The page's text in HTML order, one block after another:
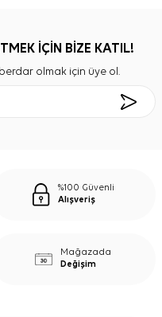
İÇİN BİZE KATIL!
olmak için üye ol.
%100 Güvenli
Alışveriş
Mağazada
Değişim